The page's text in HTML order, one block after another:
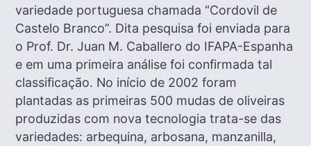
variedade portuguesa chamada “Cordovil de
Castelo Branco”. Dita pesquisa foi enviada para
o Prof. Dr. Juan M. Caballero do IFAPA-Espanha
e em uma primeira análise foi confirmada tal
classificação. No início de 2002 foram
plantadas as primeiras 500 mudas de oliveiras
produzidas com nova tecnologia trata-se das
variedades: arbequina, arbosana, manzanilla,